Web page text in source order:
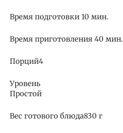
Время подготовки 10 мин.
Время приготовления 40 мин.
Порций4
Уровень
Простой
Вес готового блюда830 г